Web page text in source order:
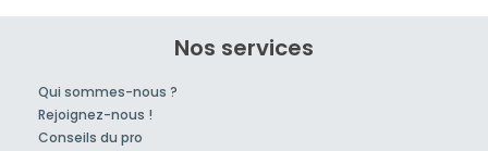
Nos services
Qui sommes-nous ?
Rejoignez-nous !
Conseils du pro